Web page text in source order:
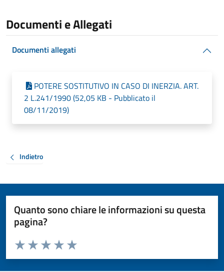
Documenti e Allegati
Documenti allegati
POTERE SOSTITUTIVO IN CASO DI INERZIA. ART.
2 L.241/1990 (52,05 KB - Pubblicato il
08/11/2019)
Indietro
Quanto sono chiare le informazioni su questa
pagina?
Valuta da 1 a 5 stelle la pagina
Valuta 5 stelle su 5
Valuta 4 stelle su 5
Valuta 3 stelle su 5
Valuta 2 stelle su 5
Valuta 1 stelle su 5